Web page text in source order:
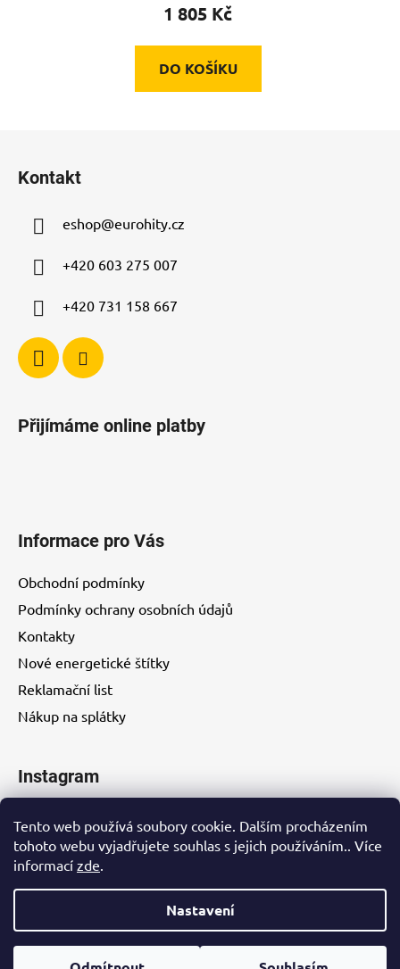
Tento web používá soubory cookie. Dalším procházením
tohoto webu vyjadřujete souhlas s jejich používáním.. Více
informací zde.
Nastavení
1 805 Kč
DO KOŠÍKU
Kontakt
eshop@eurohity.cz
+420 603 275 007
+420 731 158 667
Přijímáme online platby
Informace pro Vás
Obchodní podmínky
Podmínky ochrany osobních údajů
Kontakty
Nové energetické štítky
Reklamační list
Nákup na splátky
Instagram
Vytvořil Shoptet